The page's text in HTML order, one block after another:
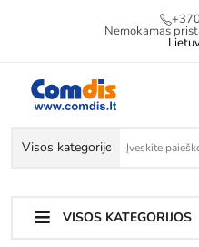
Nemokamas
VISOS KATEGORIJOS